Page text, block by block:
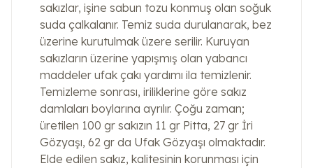
sakızlar, işine sabun tozu konmuş olan soğuk
suda çalkalanır. Temiz suda durulanarak, bez
üzerine kurutulmak üzere serilir. Kuruyan
sakızların üzerine yapışmış olan yabancı
maddeler ufak çakı yardımı ila temizlenir.
Temizleme sonrası, iriliklerine göre sakız
damlaları boylarına ayrılır. Çoğu zaman;
üretilen 100 gr sakızın 11 gr Pitta, 27 gr İri
Gözyaşı, 62 gr da Ufak Gözyaşı olmaktadır.
Elde edilen sakız, kalitesinin korunması için